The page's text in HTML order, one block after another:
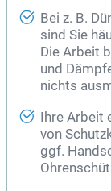
Bei z. B.
sind Sie
Die Arbeit
und
nichts
Ihre
von
ggf.